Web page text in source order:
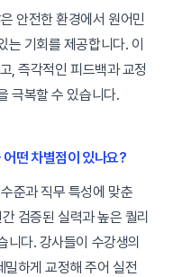
안전한 환경에서 원어민
는 기회를 제공합니다. 이
, 즉각적인 피드백과 교정
극복할 수 있습니다.
떤 차별점이 있나요?
준과 직무 특성에 맞춘
검증된 실력과 높은 퀄리
니다. 강사들이 수강생의
하게 교정해 주어 실전